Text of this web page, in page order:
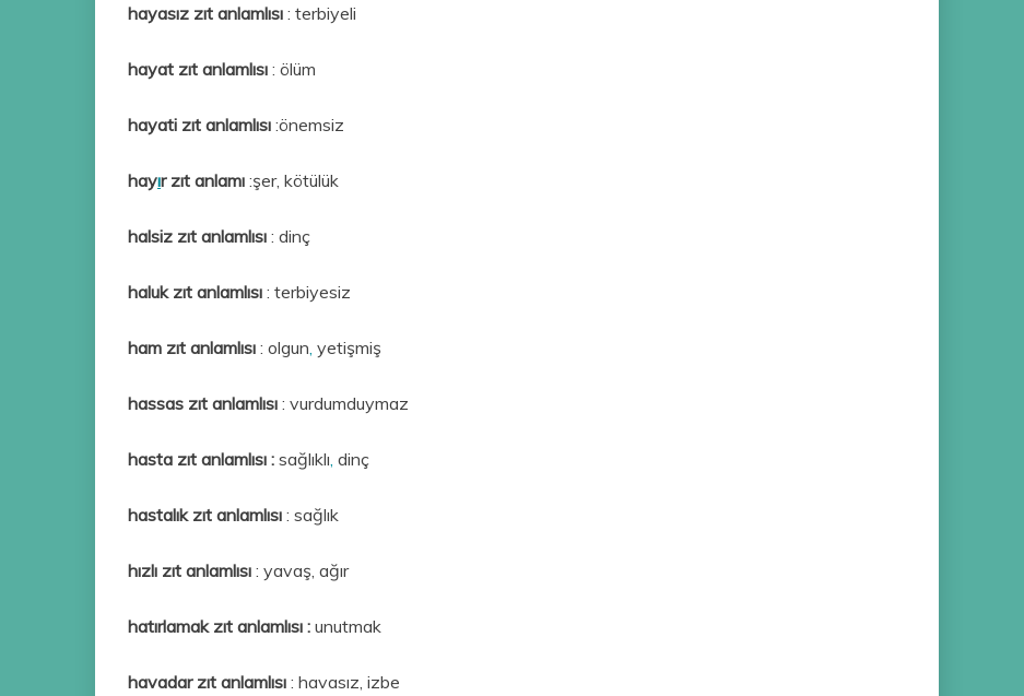
hayasız zıt anlamlısı : terbiyeli
hayat zıt anlamlısı : ölüm
hayati zıt anlamlısı :önemsiz
hayır zıt anlamı :şer, kötülük
halsiz zıt anlamlısı : dinç
haluk zıt anlamlısı : terbiyesiz
ham zıt anlamlısı : olgun yetişmiş
hassas zıt anlamlısı : vurdumduymaz
hasta zıt anlamlısı : sağlıklı dinç
hastalık zıt anlamlısı : sağlık
hızlı zıt anlamlısı : yavaş, ağır
hatırlamak zıt anlamlısı : unutmak
havadar zıt anlamlısı : havasız, izbe